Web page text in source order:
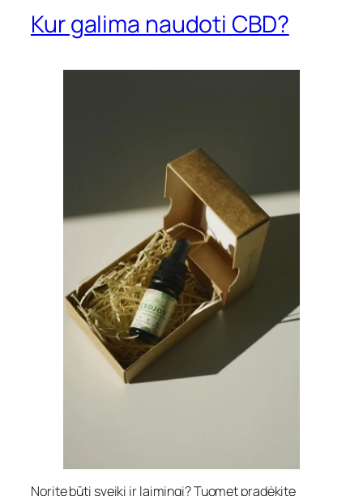
Kur galima naudoti CBD?
Norite būti sveiki ir laimingi? Tuomet pradėkite